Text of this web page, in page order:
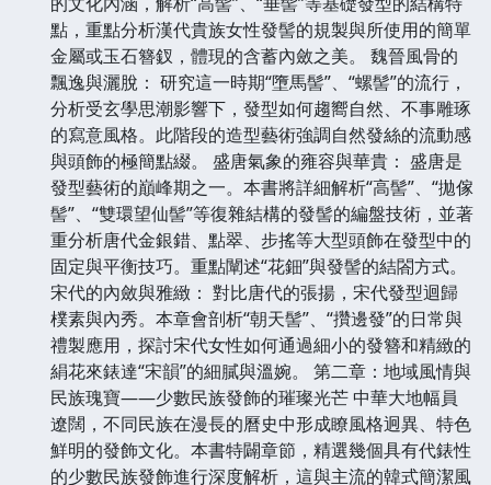
點，重點分析漢代貴族女性發髻的規製與所使用的簡單
金屬或玉石簪釵，體現的含蓄內斂之美。 魏晉風骨的
飄逸與灑脫： 研究這一時期“墮馬髻”、“螺髻”的流行，
分析受玄學思潮影響下，發型如何趨嚮自然、不事雕琢
的寫意風格。此階段的造型藝術強調自然發絲的流動感
與頭飾的極簡點綴。 盛唐氣象的雍容與華貴： 盛唐是
發型藝術的巔峰期之一。本書將詳細解析“高髻”、“拋傢
髻”、“雙環望仙髻”等復雜結構的發髻的編盤技術，並著
重分析唐代金銀錯、點翠、步搖等大型頭飾在發型中的
固定與平衡技巧。重點闡述“花鈿”與發髻的結閤方式。
宋代的內斂與雅緻： 對比唐代的張揚，宋代發型迴歸
樸素與內秀。本章會剖析“朝天髻”、“攢邊發”的日常與
禮製應用，探討宋代女性如何通過細小的發簪和精緻的
絹花來錶達“宋韻”的細膩與溫婉。 第二章：地域風情與
民族瑰寶——少數民族發飾的璀璨光芒 中華大地幅員
遼闊，不同民族在漫長的曆史中形成瞭風格迥異、特色
鮮明的發飾文化。本書特闢章節，精選幾個具有代錶性
的少數民族發飾進行深度解析，這與主流的韓式簡潔風